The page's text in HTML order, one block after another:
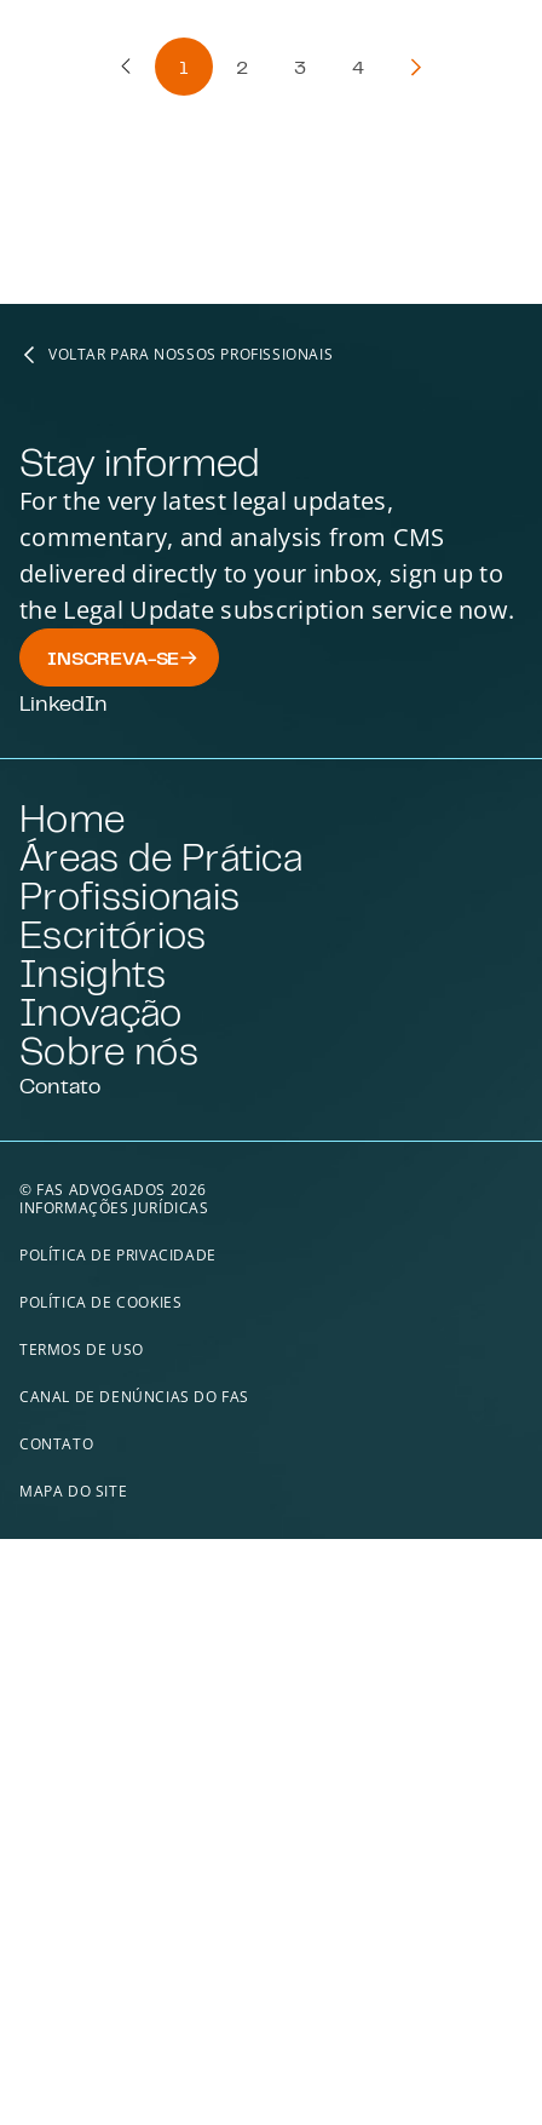
Página Anterior
1 2 3 4
Próxima
VOLTAR PARA NOSSOS PROFISSIONAIS
Stay informed
For the very latest legal updates,
commentary, and analysis from CMS
delivered directly to your inbox, sign up to
the Legal Update subscription service now.
INSCREVA-SE
LinkedIn
Home
Áreas de Prática
Profissionais
Escritórios
Insights
Inovação
Sobre nós
Contato
© FAS ADVOGADOS 2026
INFORMAÇÕES JURÍDICAS
POLÍTICA DE PRIVACIDADE
POLÍTICA DE COOKIES
TERMOS DE USO
CANAL DE DENÚNCIAS DO FAS
CONTATO
MAPA DO SITE